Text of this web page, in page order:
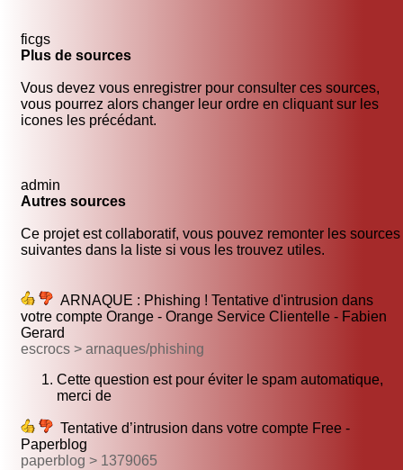
ficgs
Plus de sources
Vous devez vous enregistrer pour consulter ces sources,
vous pourrez alors changer leur ordre en cliquant sur les
icones les précédant.
admin
Autres sources
Ce projet est collaboratif, vous pouvez remonter les sources
suivantes dans la liste si vous les trouvez utiles.
ARNAQUE : Phishing ! Tentative d'intrusion dans
votre compte Orange - Orange Service Clientelle - Fabien
Gerard
escrocs > arnaques/phishing
Cette question est pour éviter le spam automatique,
merci de
Tentative d’intrusion dans votre compte Free -
Paperblog
paperblog > 1379065